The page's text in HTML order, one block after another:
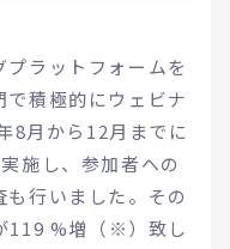
ラットフォームを
積極的にウェビナ
8月から12月までに
施し、参加者への
行いました。その
119 %増（※）致し